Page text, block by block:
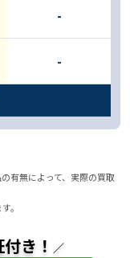
-
-
有無によって、実際の買取
。
き！ ／